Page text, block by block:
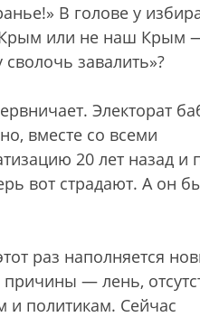
В голове у
Крым или не наш Крым
завалить»?
Электорат
вместе со всеми
20 лет назад и
вот страдают. А он
раз наполняется
— лень,
и политикам. Сейчас